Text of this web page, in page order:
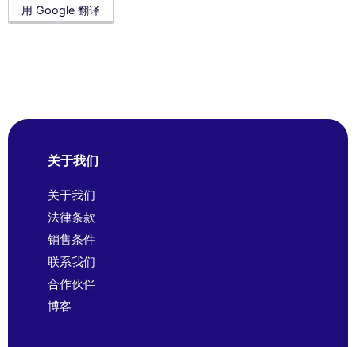
用 Google 翻译
关于我们
关于我们
法律条款
销售条件
联系我们
合作伙伴
博客